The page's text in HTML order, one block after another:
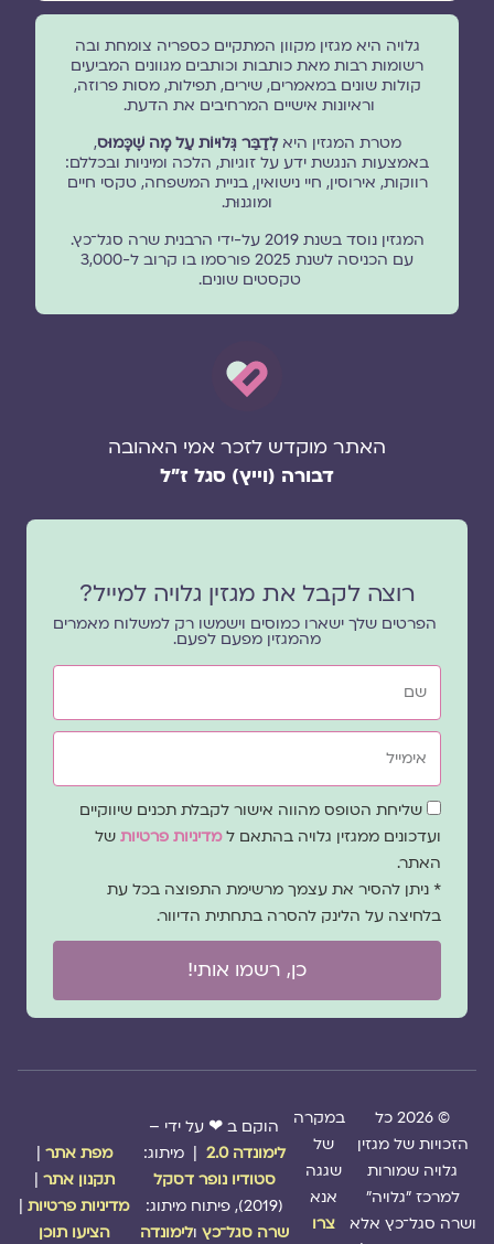
גלויה היא מגזין מקוון המתקיים כספריה צומחת ובה
רשומות רבות מאת כותבות וכותבים מגוונים המביעים
קולות שונים במאמרים, שירים, תפילות, מסות פרוזה,
וראיונות אישיים המרחיבים את הדעת.
מטרת המגזין היאלְדַבֵּר גְּלוּיוֹת עַל מָה שֶׁכָּמוּס,
באמצעות הנגשת ידע על זוגיות, הלכה ומיניות ובכללם:
רווקות, אירוסין, חיי נישואין, בניית המשפחה, טקסי חיים
ומוגנוּת.
המגזין נוסד בשנת 2019 על-ידי הרבנית שרה סגל־כץ.
עם הכניסה לשנת 2025 פורסמו בו קרוב ל-3,000
טקסטים שונים.
האתר מוקדש לזכר אמי האהובה
דבורה (וייץ) סגל ז"ל
רוצה לקבל את מגזין גלויה למייל?
הפרטים שלך ישארו כמוסים וישמשו רק למשלוח מאמרים
מהמגזין מפעם לפעם.
שם
אימייל
שדהשליחת הטופס מהווה אישור לקבלת תכנים שיווקיים
ועדכונים ממגזין גלויה בהתאם ל מדיניות פרטיותשל
האתר.
* ניתן להסיר את עצמך מרשימת התפוצה בכל עת
בלחיצה על הלינק להסרה בתחתית הדיוור.
כן, רשמו אותי!
© 2026 כל
הזכויות של מגזין
גלויה שמורות
למרכז "גלויה"
ושרה סגל־כץ אלא
במקרה
של
שגגה
אנא
צרו
הוקם ב ❤ על ידי –
לימונדה 2.0
| מיתוג:
סטודיו נופר דסקל
שרה סגל־כץולימונדה
מפת אתר|
תקנון אתר|
מדיניות פרטיות|
הציעו תוכן